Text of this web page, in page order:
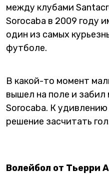
между клубами
Sorocaba в 2009 году
один из самых
футболе.
В какой-то момент
вышел на поле и
Sorocaba. К удивлению
решение засчитать
Волейбол от Тьерри